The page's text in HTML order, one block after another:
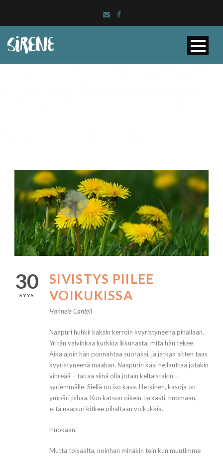
30
SYYS
SIVISTYS PIILEE
VOIKUKISSA
Hannele Cantell
Naapuri huhkii kaksin kerroin kyyristyneenä pihallaan.
Yritän vaivihkaa kurkkia ikkunasta, mitä hän tekee.
Aika ajoin hän ponnahtaa suoraksi, ja jatkaa sitten taas
kyyristyneenä maahan. Naapurin käsi heilauttaa jotakin
vihreää – taitaa siinä olla jotain keltaistakin –
syrjemmälle. Siellä on iso kasa. Hetkinen, kasoja on
ympäri pihaa. Kun katson oikein tarkasti, huomaan,
että naapuri kitkee pihaltaan voikukkia.
Huokaan.
Mutta toisaalta, noinhan minäkin tein kun muutimme